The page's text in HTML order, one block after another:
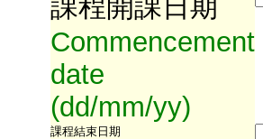
課程開課日期
Commencement
date
(dd/mm/yy)
課程結束日期